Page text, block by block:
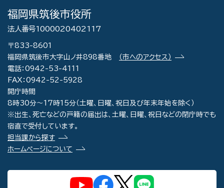
福岡県筑後市役所
法人番号1000020402117
〒833-8601
福岡県筑後市大字山ノ井898番地
（市へのアクセス）
電話：0942-53-4111
FAX：0942-52-5928
開庁時間
8時30分～17時15分（土曜、日曜、祝日及び年末年始を除く）
※出生、死亡などの戸籍の届出は、土曜、日曜、祝日などの閉庁時でも
宿直で受付しています。
担当課から探す
ホームページについて